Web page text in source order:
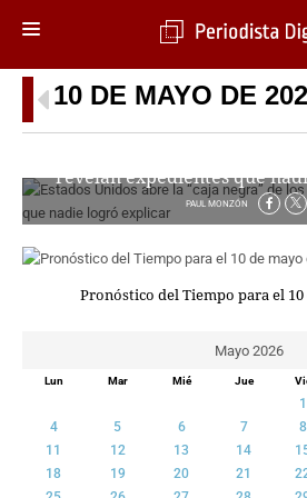
MENÚ
SECCIONES
MUNDO
PERIODISMO
ECONOMÍA
MAGAZINE
10 DE MAYO DE
revelan expedientes que
PAUL MONZÓN
Pronóstico del Tiempo para el 10
Mayo 2026
Lun Mar Mié Jue
1
4
5 6 7 8
11
12 13 14
18
19 20 21